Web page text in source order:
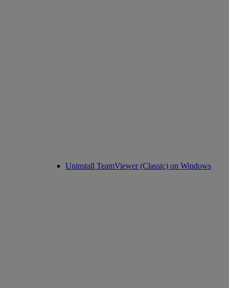
Uninstall TeamViewer (Classic) on Windows